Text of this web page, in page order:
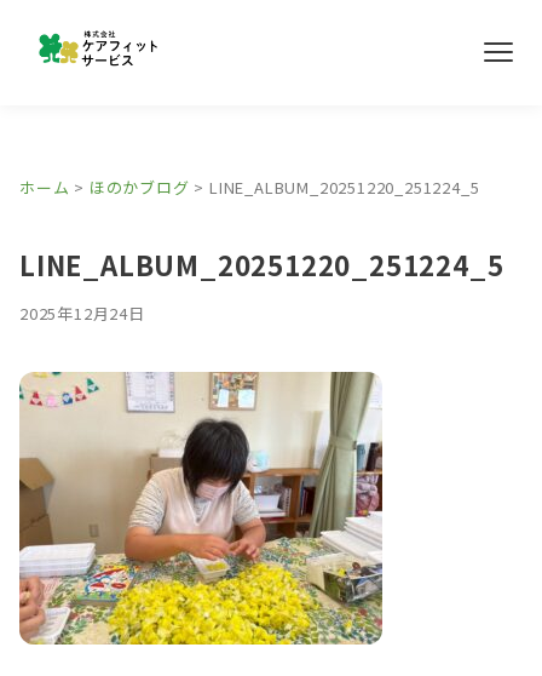
採用情報
ホーム > ほのかブログ >LINE_ALBUM_20251220_251224_5
LINE_ALBUM_20251220_251224_5
2025年12月24日